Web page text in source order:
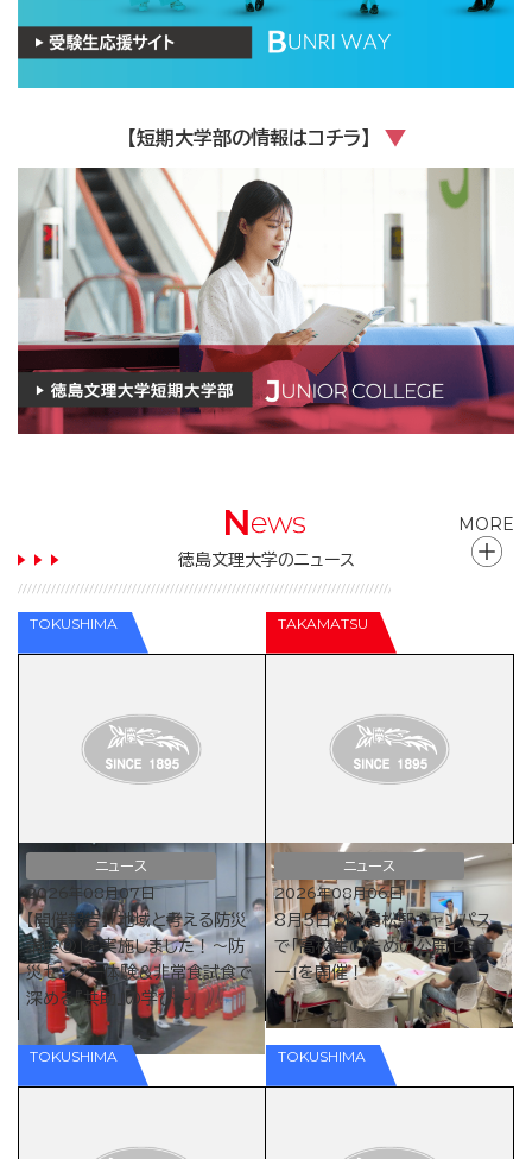
【短期大学部の情報はコチラ】
徳島文理大学のニュース
MORE
ニュース
2026年08月07日
【開催報告】「地域と考える防災
講座⑨」を実施しました！〜防
災センター体験＆非常食試食で
深める『共助』の学び〜
ニュース
2026年08月06日
8月5日（水）高松駅キャンパス
で「高校生のための公開セミナ
ー」を開催！